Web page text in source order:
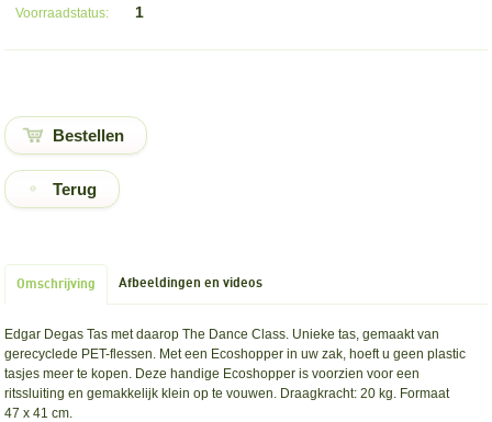
Voorraadstatus: 1
Terug
Omschrijving Afbeeldingen en videos
Edgar Degas Tas met daarop The Dance Class. Unieke tas, gemaakt van
gerecyclede PET-flessen. Met een Ecoshopper in uw zak, hoeft u geen plastic
tasjes meer te kopen. Deze handige Ecoshopper is voorzien voor een
ritssluiting en gemakkelijk klein op te vouwen. Draagkracht: 20 kg. Formaat
47 x 41 cm.